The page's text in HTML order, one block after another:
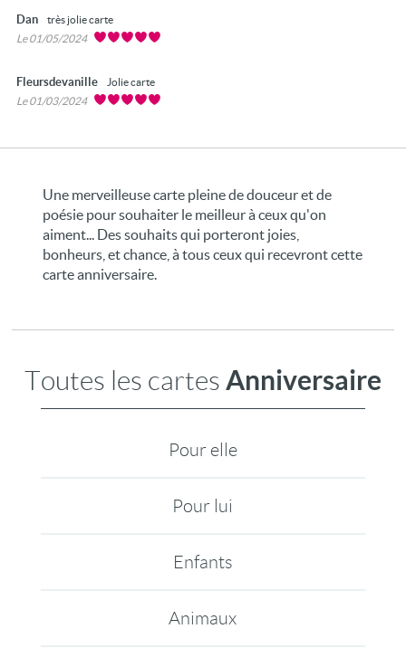
Dan
très jolie carte
Le 01/05/2024
Fleursdevanille
Jolie carte
Le 01/03/2024
Une merveilleuse carte pleine de douceur et de
poésie pour souhaiter le meilleur à ceux qu'on
aiment... Des souhaits qui porteront joies,
bonheurs, et chance, à tous ceux qui recevront cette
carte anniversaire.
Toutes les cartes Anniversaire
Pour elle
Pour lui
Enfants
Animaux